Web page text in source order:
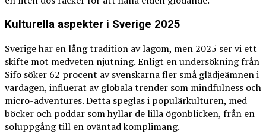
Kulturella aspekter i Sverige 2025
Sverige har en lång tradition av lagom, men 2025 ser vi ett
skifte mot medveten njutning. Enligt en undersökning från
Sifo söker 62 procent av svenskarna fler små glädjeämnen i
vardagen, influerat av globala trender som mindfulness och
micro-adventures. Detta speglas i populärkulturen, med
böcker och poddar som hyllar de lilla ögonblicken, från en
soluppgång till en oväntad komplimang.